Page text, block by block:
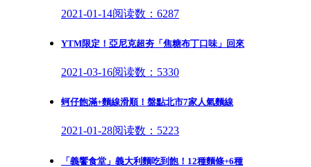
2021-01-14阅读数：6287
YTM限定！亞尼克超夯「焦糖布丁口味」回來
2021-03-16阅读数：5330
蚵仔飽滿+麵線滑順！盤點北市7家人氣麵線
2021-01-28阅读数：5223
「義饗食堂」義大利麵吃到飽！12種麵條+6種